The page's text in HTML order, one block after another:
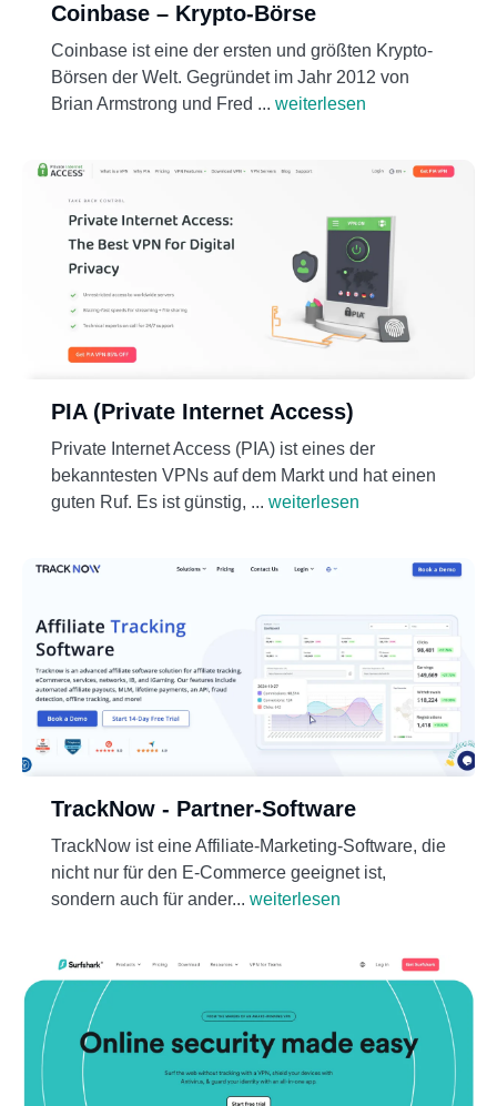
Coinbase – Krypto-Börse
Coinbase ist eine der ersten und größten Krypto-
Börsen der Welt. Gegründet im Jahr 2012 von
Brian Armstrong und Fred ... weiterlesen
PIA (Private Internet Access)
Private Internet Access (PIA) ist eines der
bekanntesten VPNs auf dem Markt und hat einen
guten Ruf. Es ist günstig, ... weiterlesen
TrackNow - Partner-Software
TrackNow ist eine Affiliate-Marketing-Software, die
nicht nur für den E-Commerce geeignet ist,
sondern auch für ander... weiterlesen